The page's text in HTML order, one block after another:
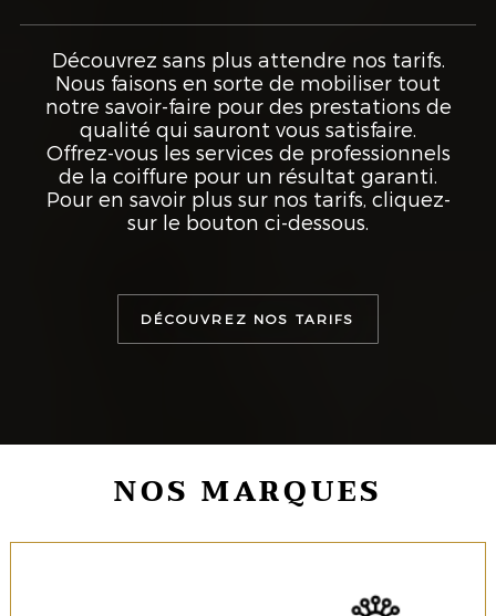
Découvrez sans plus attendre nos tarifs.
Nous faisons en sorte de mobiliser tout
notre savoir-faire pour des prestations de
qualité qui sauront vous satisfaire.
Offrez-vous les services de professionnels
de la coiffure pour un résultat garanti.
Pour en savoir plus sur nos tarifs, cliquez-
sur le bouton ci-dessous.
DÉCOUVREZ NOS TARIFS
NOS MARQUES